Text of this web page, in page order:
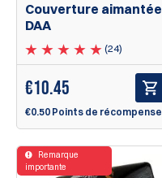
Couverture aimantée
DAA
(24)
€10.45
€0.50 Points de récompense
Remarque
importante